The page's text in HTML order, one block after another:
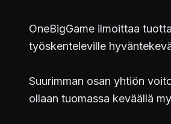
OneBigGame ilmoittaa
työskenteleville
Suurimman osan yhtiön
ollaan tuomassa keväällä